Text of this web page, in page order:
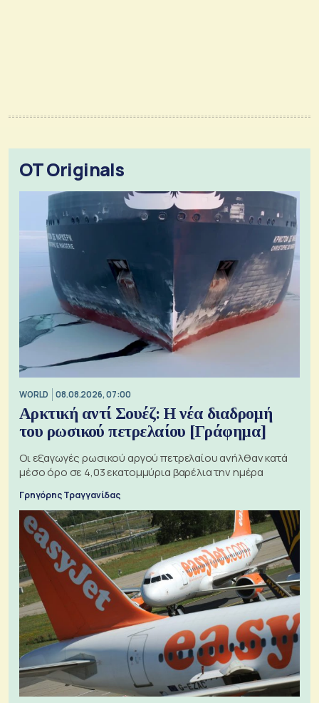
OT Originals
WORLD 08.08.2026, 07:00
Αρκτική αντί Σουέζ: Η νέα διαδρομή
του ρωσικού πετρελαίου [Γράφημα]
Οι εξαγωγές ρωσικού αργού πετρελαίου ανήλθαν κατά
μέσο όρο σε 4,03 εκατομμύρια βαρέλια την ημέρα
Γρηγόρης Τραγγανίδας